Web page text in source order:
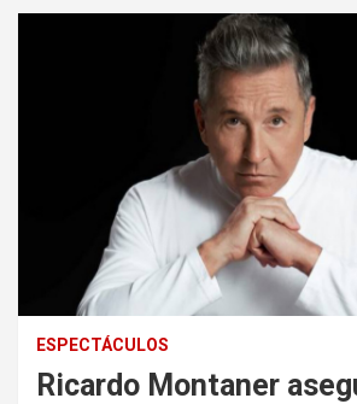
ESPECTÁCULOS
Ricardo Montaner